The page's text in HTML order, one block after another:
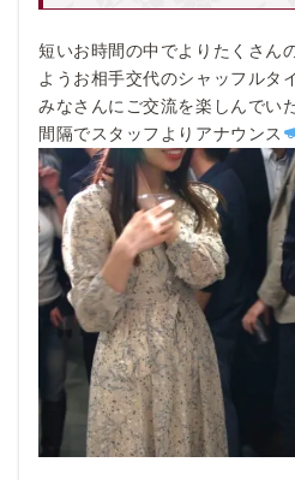
短いお時間の中でよりたくさん
ようお相手交代のシャッフルタ
みなさんにご交流を楽しんでい
間隔でスタッフよりアナウンス